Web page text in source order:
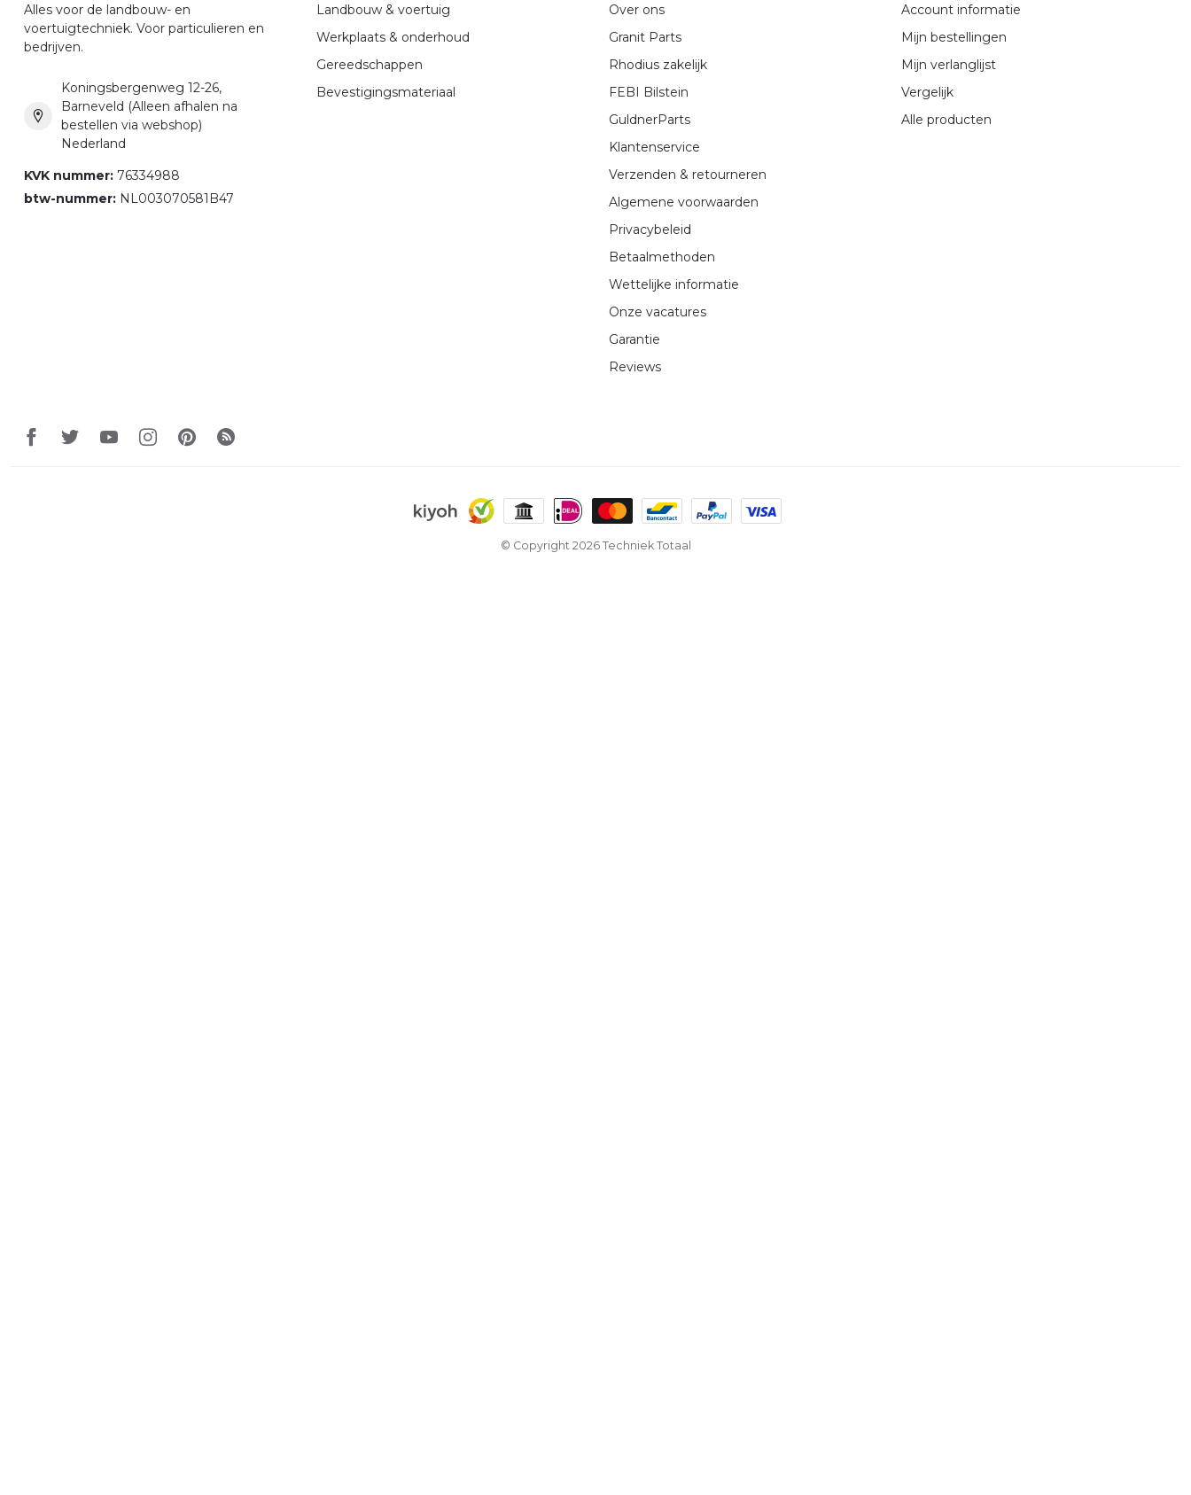
Alles voor de landbouw- en
voertuigtechniek. Voor particulieren en
bedrijven.
Koningsbergenweg 12-26,
Barneveld (Alleen afhalen na
bestellen via webshop)
Nederland
KVK nummer: 76334988
btw-nummer: NL003070581B47
Landbouw & voertuig
Werkplaats & onderhoud
Gereedschappen
Bevestigingsmateriaal
Over ons
Granit Parts
Rhodius zakelijk
FEBI Bilstein
GuldnerParts
Klantenservice
Verzenden & retourneren
Algemene voorwaarden
Privacybeleid
Betaalmethoden
Wettelijke informatie
Onze vacatures
Garantie
Reviews
Account informatie
Mijn bestellingen
Mijn verlanglijst
Vergelijk
Alle producten
© Copyright 2026 Techniek Totaal